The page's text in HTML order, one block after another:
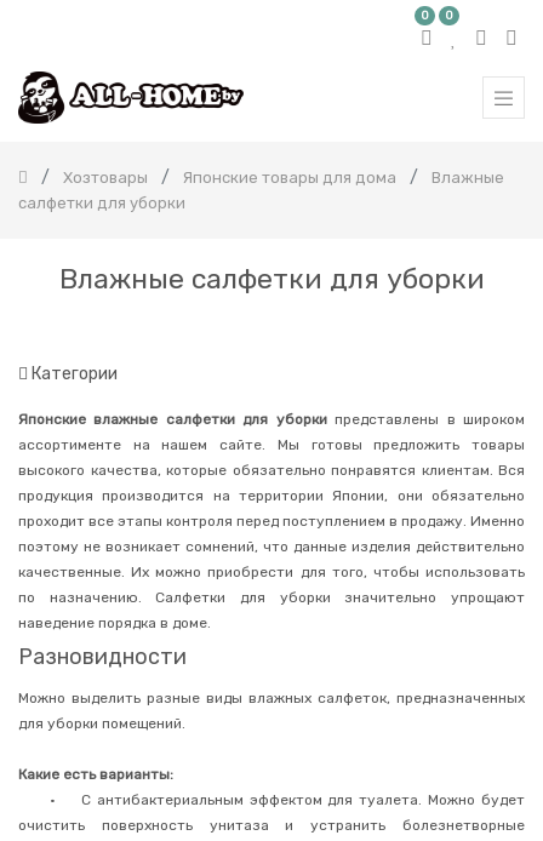
0 0
Хозтовары Японские товары для дома
Влажные
салфетки для уборки
Влажные салфетки для уборки
Категории
ТОВАРОВ
Бытовая
химия
здоровье
Здоровье
Хозтовары
Туалетная
бумага
Салфетки
Средства
для
розжига
за
одеждой
и
Японские
товары
дома
Японские
губки
Японские влажные салфетки для уборкипредставлены в широком
ассортименте на нашем сайте. Мы готовы предложить товары
высокого качества, которые обязательно понравятся клиентам. Вся
продукция производится на территории Японии, они обязательно
проходит все этапы контроля перед поступлением в продажу. Именно
поэтому не возникает сомнений, что данные изделия действительно
качественные. Их можно приобрести для того, чтобы использовать
по назначению. Салфетки для уборки значительно упрощают
наведение порядка в доме.
Разновидности
Можно выделить разные виды влажных салфеток, предназначенных
для уборки помещений.
Какие есть варианты:
•
С антибактериальным эффектом для туалета. Можно будет
очистить поверхность унитаза и устранить болезнетворные